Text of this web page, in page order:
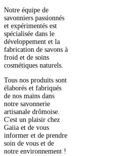
Notre équipe de
savonniers passionnés
et expérimentés est
spécialisée dans le
développement et la
fabrication de savons à
froid et de soins
cosmétiques naturels.
Tous nos produits sont
élaborés et fabriqués
de nos mains dans
notre savonnerie
artisanale drômoise.
C'est un plaisir chez
Gaiia et de vous
informer et de prendre
soin de vous et de
notre environnement !